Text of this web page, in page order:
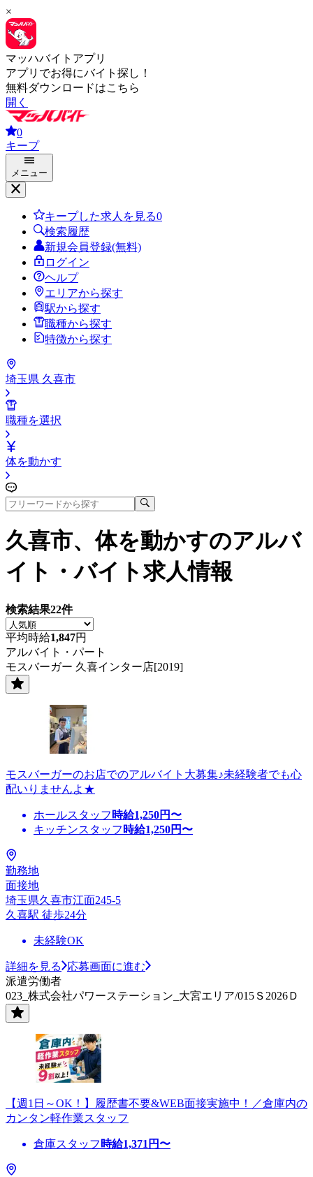
×
マッハバイトアプリ
アプリでお得にバイト探し！
無料ダウンロードはこちら
開く
0
キープ
メニュー
キープした求人を見る0
検索履歴
新規会員登録(無料)
ログイン
ヘルプ
エリアから探す
駅から探す
職種から探す
特徴から探す
埼玉県 久喜市
職種を選択
体を動かす
久喜市、体を動かすのアルバ
イト・バイト求人情報
検索結果22件
平均時給1,847円
アルバイト・パート
モスバーガー 久喜インター店[2019]
モスバーガーのお店でのアルバイト大募集♪未経験者でも心
配いりませんよ★
ホールスタッフ 時給1,250円〜
キッチンスタッフ 時給1,250円〜
勤務地
面接地
埼玉県久喜市江面245-5
久喜駅 徒歩24分
未経験OK
詳細を見る
応募画面に進む
派遣労働者
023_株式会社パワーステーション_大宮エリア/015Ｓ2026Ｄ
【週1日～OK！】履歴書不要&WEB面接実施中！／倉庫内の
カンタン軽作業スタッフ
倉庫スタッフ 時給1,371 円〜